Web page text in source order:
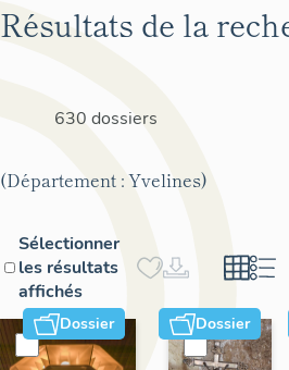
Résultats de la
630 dossiers
(Département : Yvelines)
Sélectionner
les résultats
affichés
Dossier Dossier